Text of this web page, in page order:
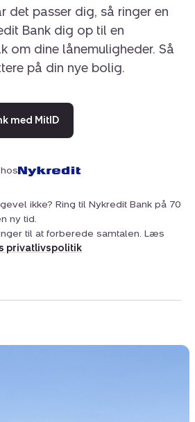
det passer dig, så ringer en
Bank dig op til en
om dine lånemuligheder. Så
på din nye bolig.
med MitID
ikke? Ring til Nykredit Bank på 70
ny tid.
til at forberede samtalen. Læs
privatlivspolitik